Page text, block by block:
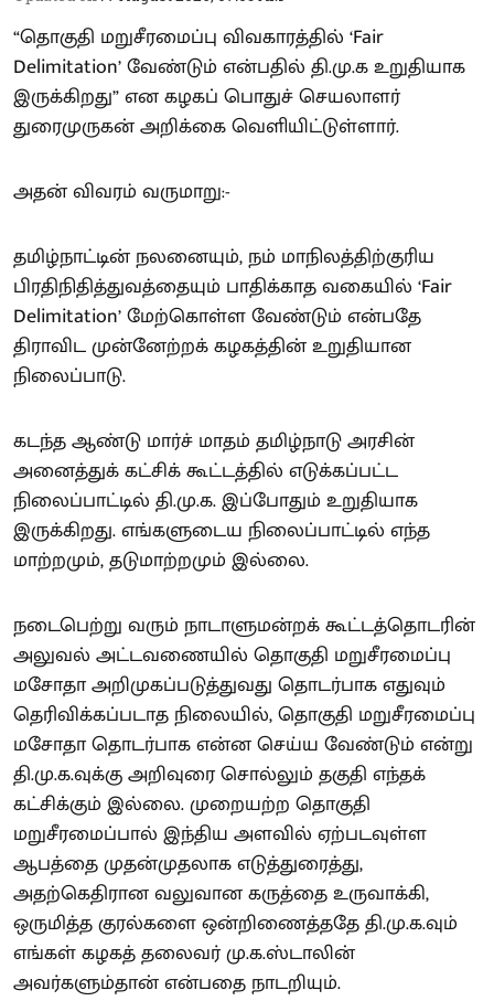
“தொகுதி மறுசீரமைப்பு விவகாரத்தில் ‘Fair
Delimitation’ வேண்டும் என்பதில் தி.மு.க உறுதியாக
இருக்கிறது” என கழகப் பொதுச் செயலாளர்
துரைமுருகன் அறிக்கை வெளியிட்டுள்ளார்.
அதன் விவரம் வருமாறு:-
தமிழ்நாட்டின் நலனையும், நம் மாநிலத்திற்குரிய
பிரதிநிதித்துவத்தையும் பாதிக்காத வகையில் ‘Fair
Delimitation’ மேற்கொள்ள வேண்டும் என்பதே
திராவிட முன்னேற்றக் கழகத்தின் உறுதியான
நிலைப்பாடு.
கடந்த ஆண்டு மார்ச் மாதம் தமிழ்நாடு அரசின்
அனைத்துக் கட்சிக் கூட்டத்தில் எடுக்கப்பட்ட
நிலைப்பாட்டில் தி.மு.க. இப்போதும் உறுதியாக
இருக்கிறது. எங்களுடைய நிலைப்பாட்டில் எந்த
மாற்றமும், தடுமாற்றமும் இல்லை.
நடைபெற்று வரும் நாடாளுமன்றக் கூட்டத்தொடரின்
அலுவல் அட்டவணையில் தொகுதி மறுசீரமைப்பு
மசோதா அறிமுகப்படுத்துவது தொடர்பாக எதுவும்
தெரிவிக்கப்படாத நிலையில், தொகுதி மறுசீரமைப்பு
மசோதா தொடர்பாக என்ன செய்ய வேண்டும் என்று
தி.மு.க.வுக்கு அறிவுரை சொல்லும் தகுதி எந்தக்
கட்சிக்கும் இல்லை. முறையற்ற தொகுதி
மறுசீரமைப்பால் இந்திய அளவில் ஏற்படவுள்ள
ஆபத்தை முதன்முதலாக எடுத்துரைத்து,
அதற்கெதிரான வலுவான கருத்தை உருவாக்கி,
ஒருமித்த குரல்களை ஒன்றிணைத்ததே தி.மு.க.வும்
எங்கள் கழகத் தலைவர் மு.க.ஸ்டாலின்
அவர்களும்தான் என்பதை நாடறியும்.